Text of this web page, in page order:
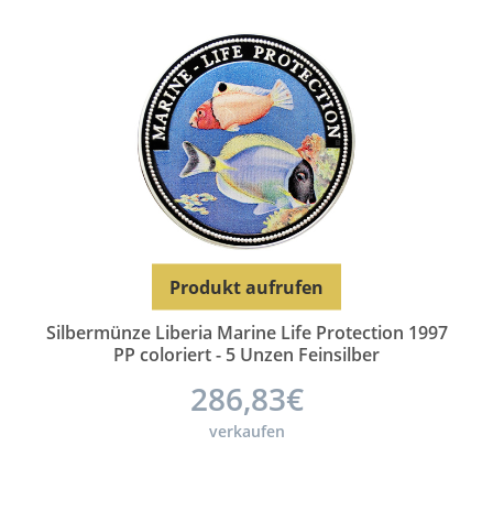
Silbermünze Liberia Marine Life Protection 1997
PP coloriert - 5 Unzen Feinsilber
286,83€
verkaufen
Produkt aufrufen